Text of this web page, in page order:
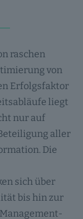
raschen
von
Erfolgsfaktor
liegt
nur auf
aller
Die
sich über
bis hin zur